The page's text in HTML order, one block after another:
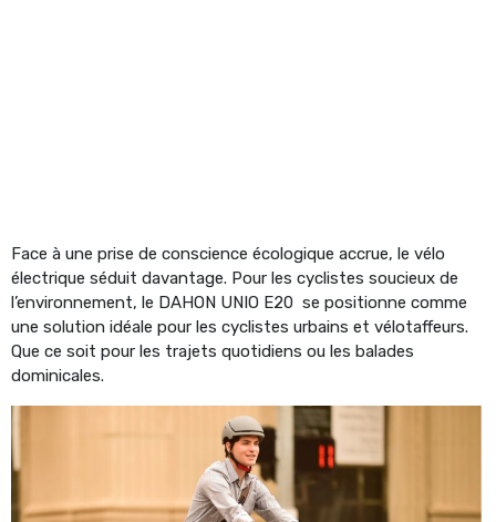
Face à une prise de conscience écologique accrue, le vélo
électrique séduit davantage. Pour les cyclistes soucieux de
l’environnement, le DAHON UNIO E20 se positionne comme
une solution idéale pour les cyclistes urbains et vélotaffeurs.
Que ce soit pour les trajets quotidiens ou les balades
dominicales.